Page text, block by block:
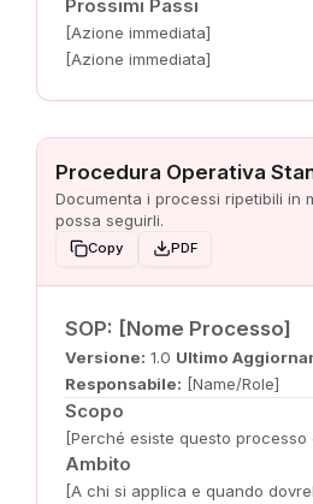
Prossimi Passi
[Azione immediata]
[Azione immediata]
Procedura Operativa
Documenta i processi ripetibili in
possa seguirli.
Copy PDF
SOP: [Nome Processo]
Versione: 1.0 Ultimo
Responsabile: [Name/Role]
Scopo
[Perché esiste questo
Ambito
[A chi si applica e quando